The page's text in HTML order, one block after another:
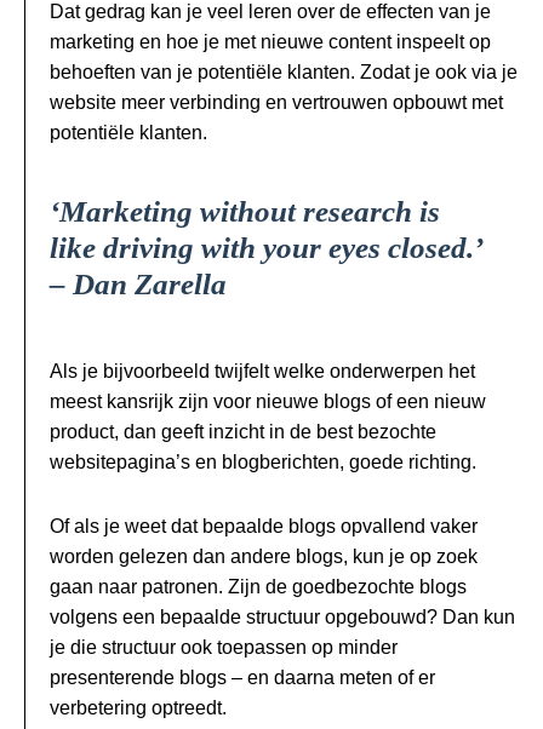
Dat gedrag kan je veel leren over de effecten van je
marketing en hoe je met nieuwe content inspeelt op
behoeften van je potentiële klanten. Zodat je ook via je
website meer verbinding en vertrouwen opbouwt met
potentiële klanten.
‘Marketing without research is
like driving with your eyes closed.’
– Dan Zarella
Als je bijvoorbeeld twijfelt welke onderwerpen het
meest kansrijk zijn voor nieuwe blogs of een nieuw
product, dan geeft inzicht in de best bezochte
websitepagina’s en blogberichten, goede richting.
Of als je weet dat bepaalde blogs opvallend vaker
worden gelezen dan andere blogs, kun je op zoek
gaan naar patronen. Zijn de goedbezochte blogs
volgens een bepaalde structuur opgebouwd? Dan kun
je die structuur ook toepassen op minder
presenterende blogs – en daarna meten of er
verbetering optreedt.